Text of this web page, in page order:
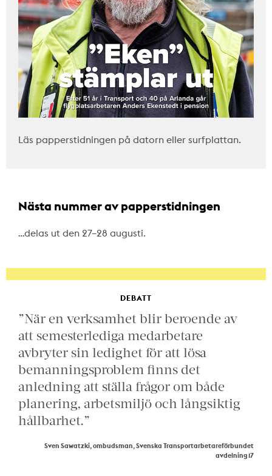
Läs papperstidningen på datorn eller surfplattan.
Nästa nummer av papperstidningen
…delas ut den 27–28 augusti.
DEBATT
”När en verksamhet blir beroende av
att semesterlediga medarbetare
avbryter sin ledighet för att lösa
bemanningsproblem finns det
anledning att ställa frågor om både
planering, arbetsmiljö och långsiktig
hållbarhet.”
Sven Sawatzki, ombudsman, Svenska Transportarbetareförbundet
avdelning 17